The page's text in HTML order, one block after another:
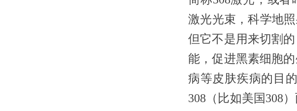
激光光束，科学地
但它不是用来切割
能，促进黑素细胞
病等皮肤疾病的目
308（比如美国308